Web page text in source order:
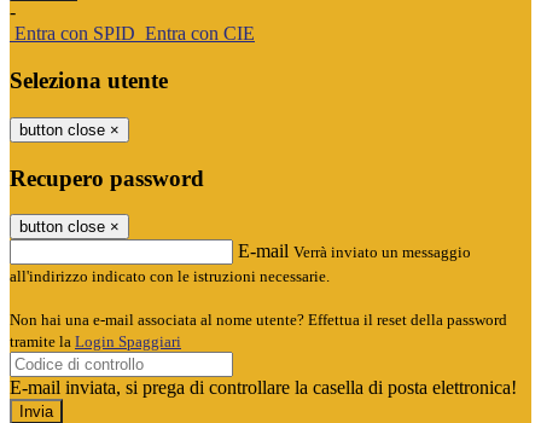
-
Entra con SPID Entra con CIE
Seleziona utente
button close ×
Recupero password
button close ×
E-mail Verrà inviato un messaggio
all'indirizzo indicato con le istruzioni necessarie.
Non hai una e-mail associata al nome utente? Effettua il reset della password
tramite la Login Spaggiari
E-mail inviata, si prega di controllare la casella di posta elettronica!